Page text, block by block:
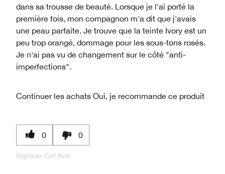
dans sa trousse de beauté. Lorsque je l'ai porté la
première fois, mon compagnon m'a dit que j'avais
une peau parfaite. Je trouve que la teinte Ivory est un
peu trop orangé, dommage pour les sous-tons rosés.
Je n'ai pas vu de changement sur le côté "anti-
imperfections".
Continuer les achats Oui, je recommande ce produit
0 0
Signaler Cet Avis